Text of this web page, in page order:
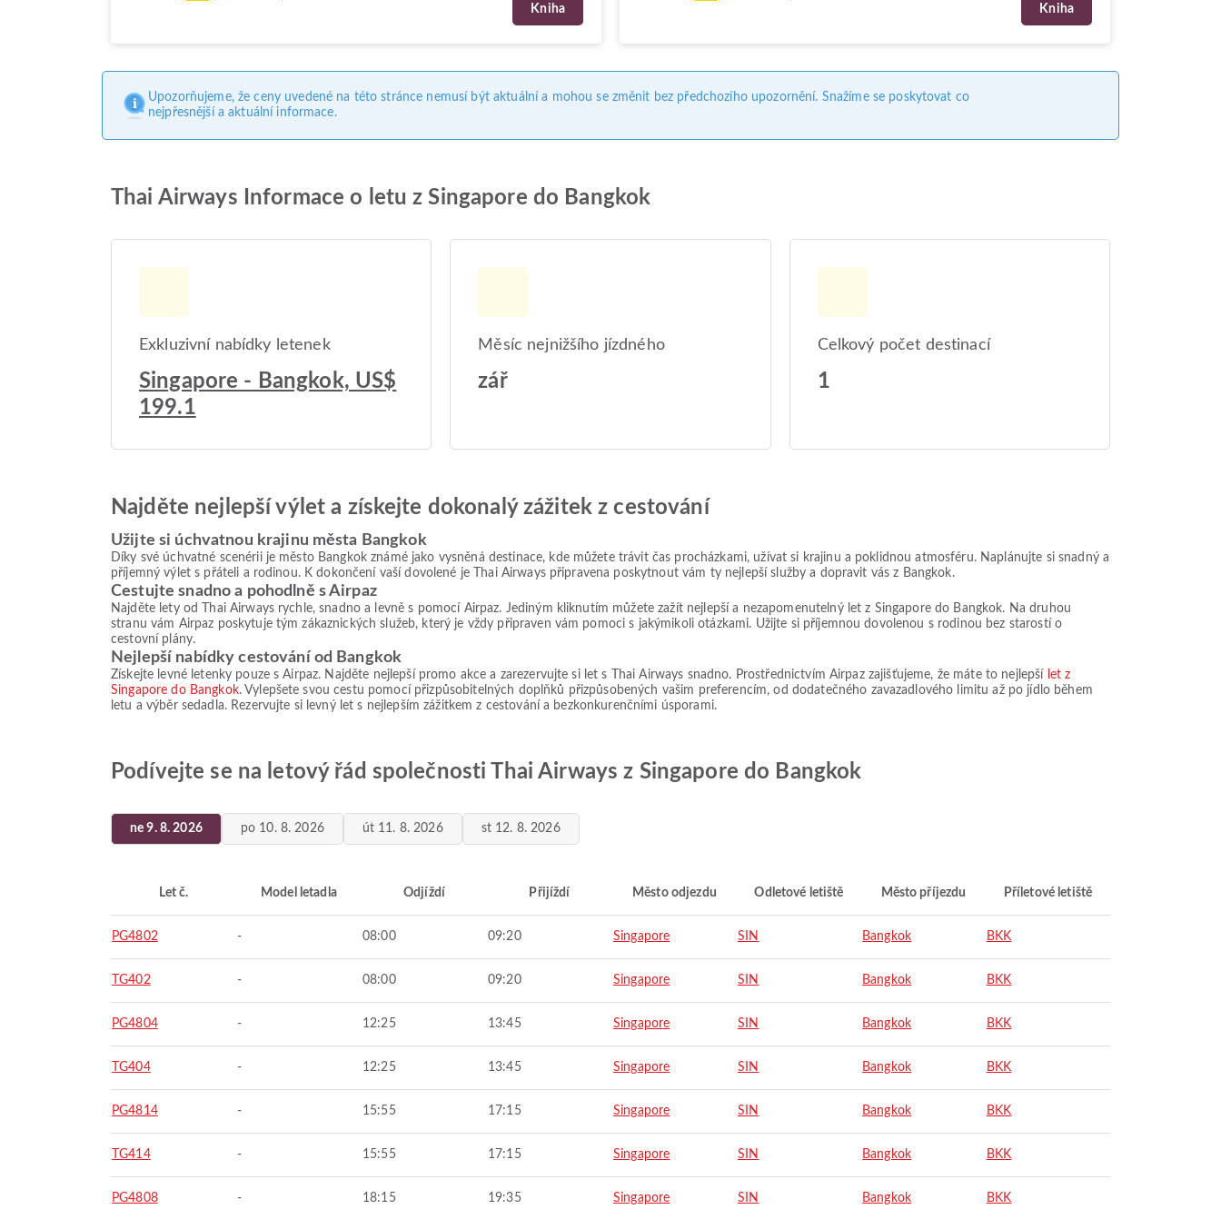
Kniha Kniha
Upozorňujeme, že ceny uvedené na této stránce nemusí být aktuální a mohou se změnit bez předchozího upozornění. Snažíme se poskytovat co
nejpřesnější a aktuální informace.
Thai Airways Informace o letu z Singapore do Bangkok
Exkluzivní nabídky letenek
Singapore - Bangkok, US$
199.1
Měsíc nejnižšího jízdného
zář
Celkový počet destinací
1
Najděte nejlepší výlet a získejte dokonalý zážitek z cestování
Užijte si úchvatnou krajinu města Bangkok
Díky své úchvatné scenérii je město Bangkok známé jako vysněná destinace, kde můžete trávit čas procházkami, užívat si krajinu a poklidnou atmosféru. Naplánujte si snadný a
příjemný výlet s přáteli a rodinou. K dokončení vaší dovolené je Thai Airways připravena poskytnout vám ty nejlepší služby a dopravit vás z Bangkok.
Cestujte snadno a pohodlně s Airpaz
Najděte lety od Thai Airways rychle, snadno a levně s pomocí Airpaz. Jediným kliknutím můžete zažít nejlepší a nezapomenutelný let z Singapore do Bangkok. Na druhou
stranu vám Airpaz poskytuje tým zákaznických služeb, který je vždy připraven vám pomoci s jakýmikoli otázkami. Užijte si příjemnou dovolenou s rodinou bez starostí o
cestovní plány.
Nejlepší nabídky cestování od Bangkok
Získejte levné letenky pouze s Airpaz. Najděte nejlepší promo akce a zarezervujte si let s Thai Airways snadno. Prostřednictvím Airpaz zajišťujeme, že máte to nejlepší let z
Singapore do Bangkok. Vylepšete svou cestu pomocí přizpůsobitelných doplňků přizpůsobených vašim preferencím, od dodatečného zavazadlového limitu až po jídlo během
letu a výběr sedadla. Rezervujte si levný let s nejlepším zážitkem z cestování a bezkonkurenčními úsporami.
Podívejte se na letový řád společnosti Thai Airways z Singapore do Bangkok
ne 9. 8. 2026 po 10. 8. 2026 út 11. 8. 2026 st 12. 8. 2026
Let č. Model letadla Odjíždí Přijíždí Město odjezdu Odletové letiště Město příjezdu Příletové letiště
PG4802 - 08:00 09:20 Singapore SIN Bangkok BKK
TG402 - 08:00 09:20 Singapore SIN Bangkok BKK
PG4804 - 12:25 13:45 Singapore SIN Bangkok BKK
TG404 - 12:25 13:45 Singapore SIN Bangkok BKK
PG4814 - 15:55 17:15 Singapore SIN Bangkok BKK
TG414 - 15:55 17:15 Singapore SIN Bangkok BKK
PG4808 - 18:15 19:35 Singapore SIN Bangkok BKK